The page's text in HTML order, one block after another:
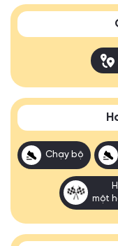
Chạy bộ
một